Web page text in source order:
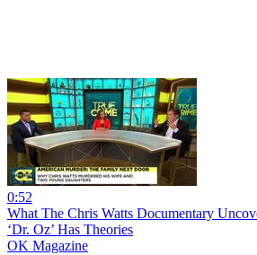
0:52
What The Chris Watts Documentary
‘Dr. Oz’ Has Theories
OK Magazine